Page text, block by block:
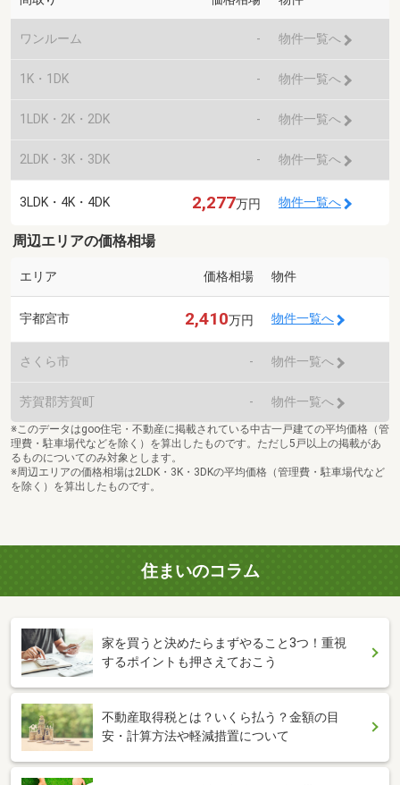
ワンルーム - 物件一覧へ
1K・1DK - 物件一覧へ
1LDK・2K・2DK - 物件一覧へ
2LDK・3K・3DK - 物件一覧へ
3LDK・4K・4DK 2,277万円 物件一覧へ
周辺エリアの価格相場
エリア 価格相場 物件
宇都宮市 2,410万円 物件一覧へ
さくら市 - 物件一覧へ
芳賀郡芳賀町 - 物件一覧へ
※このデータはgoo住宅・不動産に掲載されている中古一戸建ての平均価格（管
理費・駐車場代などを除く）を算出したものです。ただし5戸以上の掲載があ
るものについてのみ対象とします。
※周辺エリアの価格相場は2LDK・3K・3DKの平均価格（管理費・駐車場代など
を除く）を算出したものです。
住まいのコラム
家を買うと決めたらまずやること3つ！重視
するポイントも押さえておこう
不動産取得税とは？いくら払う？金額の目
安・計算方法や軽減措置について